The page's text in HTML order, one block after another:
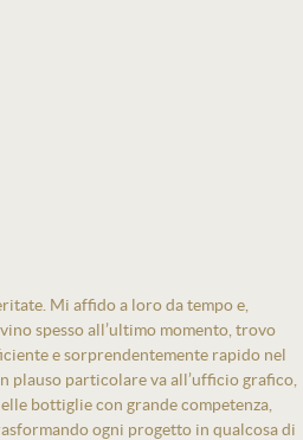
Mi affido a loro da tempo e,
spesso all’ultimo momento, trovo
e sorprendentemente rapido nel
plauso particolare va all’ufficio grafico,
bottiglie con grande competenza,
ogni progetto in qualcosa di